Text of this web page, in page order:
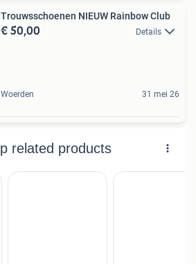
Trouwsschoenen NIEUW Rainbow Club
€ 50,00 Details
Woerden 31 mei 26